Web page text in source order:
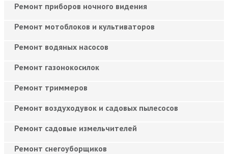
Ремонт приборов ночного видения
Ремонт мотоблоков и культиваторов
Ремонт водяных насосов
Ремонт газонокосилок
Ремонт триммеров
Ремонт воздуходувок и садовых пылесосов
Ремонт садовые измельчителей
Ремонт снегоуборщиков